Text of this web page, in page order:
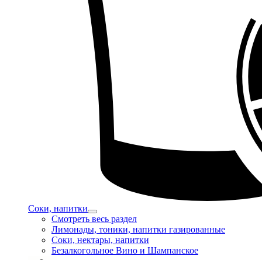
Соки, напитки
Смотреть весь раздел
Лимонады, тоники, напитки газированные
Соки, нектары, напитки
Безалкогольное Вино и Шампанское